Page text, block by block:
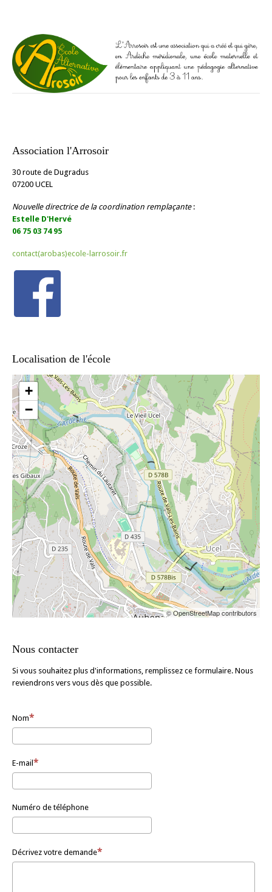
Association l'Arrosoir
30 route de Dugradus
07200 UCEL
Nouvelle directrice de la coordination remplaçante:
Estelle D'Hervé
06 75 03 74 95
contact(arobas)ecole-larrosoir.fr
Localisation de l'école
+
−
© OpenStreetMap contributors
Nous contacter
Si vous souhaitez plus d'informations, remplissez ce formulaire. Nous
reviendrons vers vous dès que possible.
Nom
E-mail
Numéro de téléphone
Décrivez votre demande